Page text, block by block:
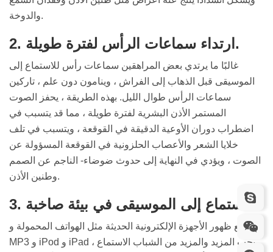
والدوخة.
2. ارتداء سماعات الرأس لفترة طويلة.
غالبًا ما يرتدي بعض المراهقين سماعات رأس للاستماع إلى
الموسيقى قبل الذهاب إلى الفراش ، وينامون دون علم ، تاركين
سماعات الرأس طوال الليل. بهذه الطريقة ، يحفز الصوت
المستمر الأذن البشرية لفترة طويلة ، مما قد يتسبب في
اضطراب دوران الأوعية الدقيقة في القوقعة ، ويتسبب في تلف
خلايا الشعر والأعصاب الحلزونية في القوقعة المسؤولة عن
الصوت ، ويؤدي في النهاية إلى حدوث ضوضاء- الناجم عن الصمم
وطنين الأذن.
مع ظهور الأجهزة الإلكترونية الحديثة مثل الهواتف المحمولة و
MP3 و iPod و iPad ، يحب المزيد والمزيد من الشباب الاستماع